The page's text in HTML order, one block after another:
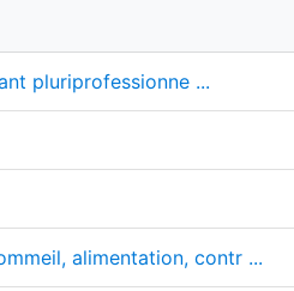
pluriprofessionne ...
alimentation, contr ...